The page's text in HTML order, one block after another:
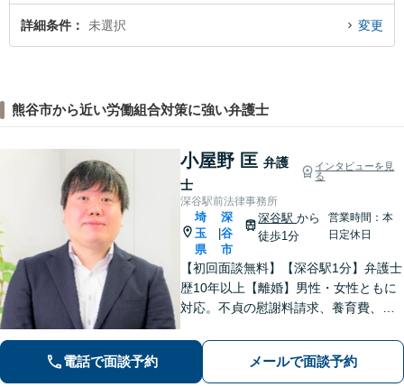
詳細条件 未選択 変更
熊谷市から近い労働組合対策に強い弁護士
小屋野 匡 弁護
士
インタビューを見
る
深谷駅前法律事務所
埼
玉
県
深
谷
市
深谷駅から
徒歩1分
営業時間：本
日定休日
【初回面談無料】【深谷駅1分】弁護士
歴10年以上【離婚】男性・女性ともに
対応。不貞の慰謝料請求、養育費、協
棄、遺留分、遺言書の作成など。出張
相談可。少しでも不安に感じました
電話で面談予約 メールで面談予約